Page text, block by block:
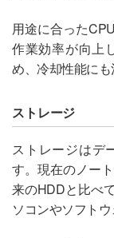
用途に合った
作業効率が向上
め、冷却性能にも
ストレージ
ストレージはデ
す。現在のノー
来のHDDと比べ
ソコンやソフトウ